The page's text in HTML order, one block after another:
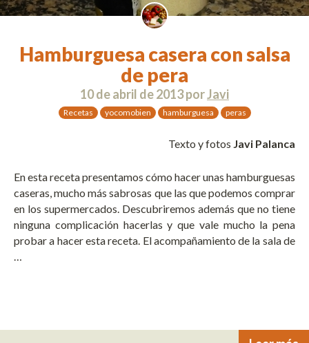
Hamburguesa casera con salsa
de pera
10 de abril de 2013porJavi
Recetas yocomobien hamburguesa peras
Texto y fotos Javi Palanca
En esta receta presentamos cómo hacer unas hamburguesas
caseras, mucho más sabrosas que las que podemos comprar
en los supermercados. Descubriremos además que no tiene
ninguna complicación hacerlas y que vale mucho la pena
probar a hacer esta receta. El acompañamiento de la sala de
…